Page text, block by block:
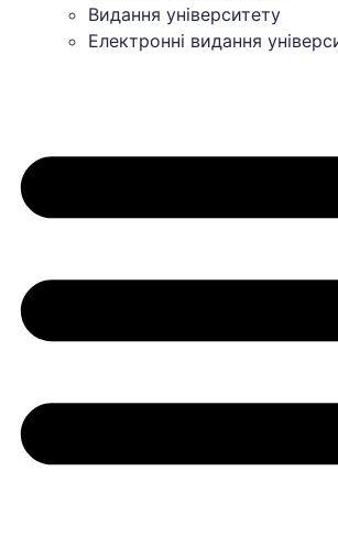
Видання університету
Електронні видання